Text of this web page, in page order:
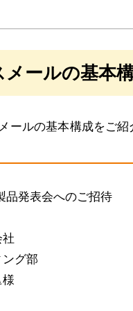
メールの基本
ールの基本構成をご紹
品発表会へのご招待
社
グ部